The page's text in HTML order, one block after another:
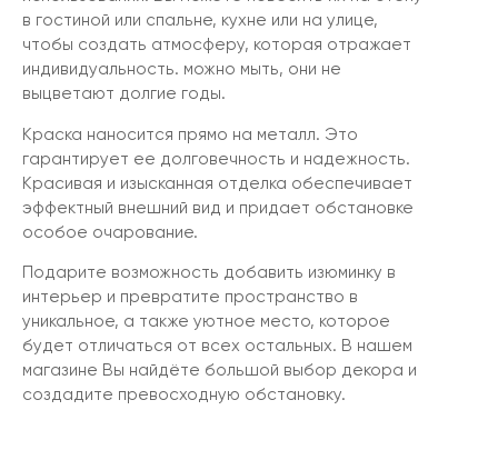
в гостиной или спальне, кухне или на улице,
чтобы создать атмосферу, которая отражает
индивидуальность. можно мыть, они не
выцветают долгие годы.
Краска наносится прямо на металл. Это
гарантирует ее долговечность и надежность.
Красивая и изысканная отделка обеспечивает
эффектный внешний вид и придает обстановке
особое очарование.
Подарите возможность добавить изюминку в
интерьер и превратите пространство в
уникальное, а также уютное место, которое
будет отличаться от всех остальных. В нашем
магазине Вы найдёте большой выбор декора и
создадите превосходную обстановку.